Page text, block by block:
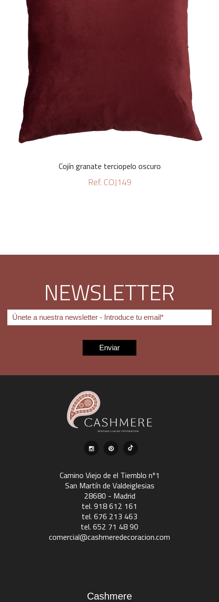
Cojín granate terciopelo oscuro
Ref. COJ149
NEWSLETTER
Camino Viejo de el Tiemblo nº1
San Martín de Valdeiglesias
28680 - Madrid
tel. 918 612 161
tel. 676 213 463
tel. 652 71 48 90
comercial@cashmeredecoracion.com
Cashmere